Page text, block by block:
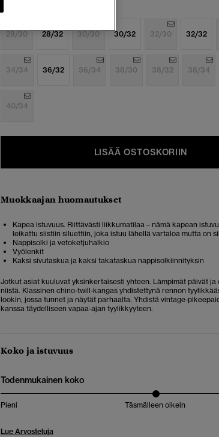
28/30 28/32 30/30 30/32 32/30 32/32
34/34 36/32 36/34 38/30 38/32 38/34
40/34
LISÄÄ OSTOSKORIIN
Muokkaajan huomautukset
Kapea istuvuus. Riittävästi liikkumatilaa – nämä kapean
leikattu siistiin siluettiin, joka istuu lähellä vartaloa mutta on
Nappisolki ja vetoketjuhalkio
Vyölenkit
Kaksi sivutaskua ja kaksi takataskua nappisolkiinnityksin
Jotkut asiat kuuluvat yksinkertaisesti yhteen. Lämpimät päivät ja
niistä. Klassinen chino-twill-kangas yhdistettynä rennon
lookin, jossa tunnet ja näytät parhaalta. Yhdistä vintage-
kanssa täydelliseen vapaa-ajan tyylikkyyteen.
Koko ja istuvuus
Todenmukainen koko
Pieni Täsmälleen oikein
Lue Arvosteluja